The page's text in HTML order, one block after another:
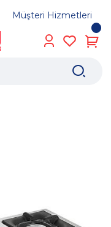
Müşteri Hizmetleri